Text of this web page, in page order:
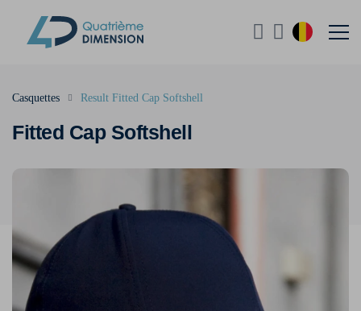
Fitted Cap Softshell
Casquettes Result Fitted Cap Softshell